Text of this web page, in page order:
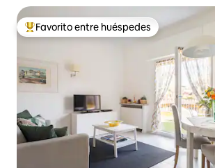
De los mejores en Favorito entre huéspedes
Favorito entre huéspedes